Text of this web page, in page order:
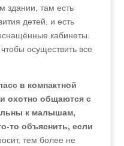
здании, там есть
детей, и есть
кабинеты.
осуществить все
в компактной
охотно общаются с
к малышам,
то объяснить, если
тем более не